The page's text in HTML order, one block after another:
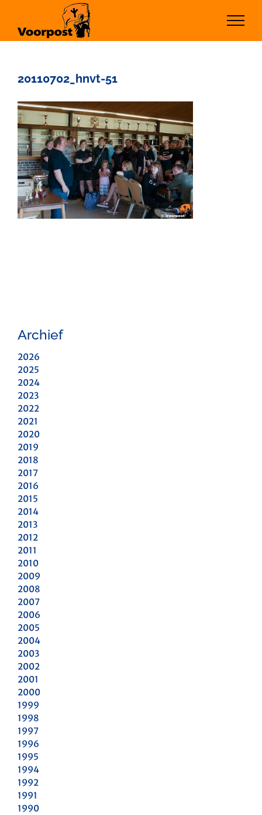
inhoud
20110702_hnvt-51
Archief
2026
2025
2024
2023
2022
2021
2020
2019
2018
2017
2016
2015
2014
2013
2012
2011
2010
2009
2008
2007
2006
2005
2004
2003
2002
2001
2000
1999
1998
1997
1996
1995
1994
1992
1991
1990